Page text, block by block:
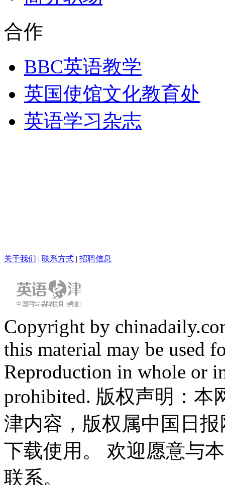
合作
BBC英语教学
英国使馆文化教育处
英语学习杂志
关于我们 | 联系方式 | 招聘信息
Copyright by
this material may be used
Reproduction in whole or
prohibited. 版权声明：
津内容，版权属中国日
下载使用。 欢迎愿意与
联系。